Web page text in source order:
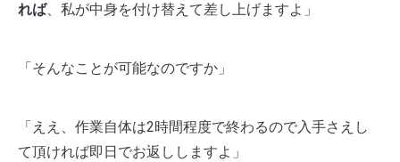
れば、私が中身を付け替えて差し上げますよ」
「そんなことが可能なのですか」
「ええ、作業自体は2時間程度で終わるので入手さえし
て頂ければ即日でお返ししますよ」